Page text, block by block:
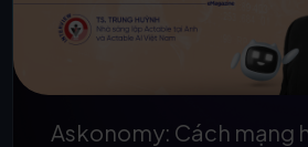
Askonomy: Cách mạng